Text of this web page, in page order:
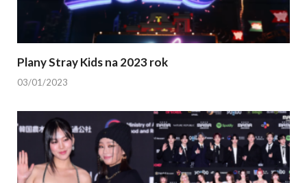
Plany Stray Kids na 2023 rok
03/01/2023